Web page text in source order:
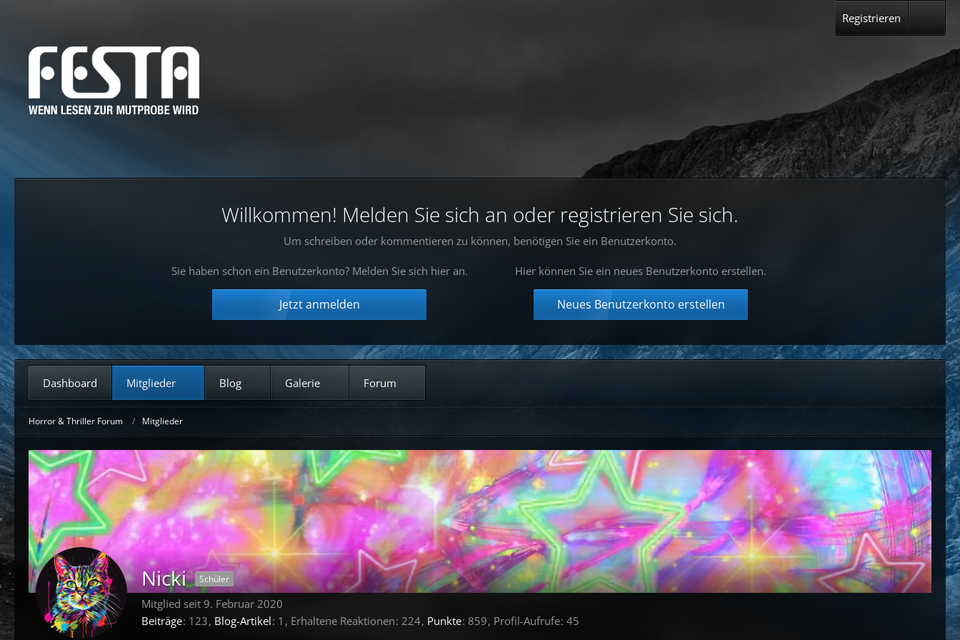
Willkommen! Melden Sie sich an oder registrieren Sie sich.
Um schreiben oder kommentieren zu können, benötigen Sie ein Benutzerkonto.
Sie haben schon ein Benutzerkonto? Melden Sie sich hier an.
Jetzt anmelden
Hier können Sie ein neues Benutzerkonto erstellen.
Neues Benutzerkonto erstellen
Dashboard Mitglieder Blog Galerie Forum
Registrieren
Horror & Thriller Forum Mitglieder
Nicki Schüler
Mitglied seit 9. Februar 2020
Beiträge 123 Blog-Artikel 1 Erhaltene Reaktionen 224 Punkte 859 Profil-Aufrufe 45